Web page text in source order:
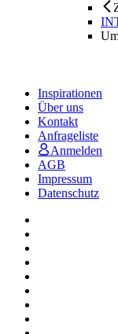
Inspirationen
Über uns
Kontakt
Anfrageliste
Anmelden
AGB
Impressum
Datenschutz